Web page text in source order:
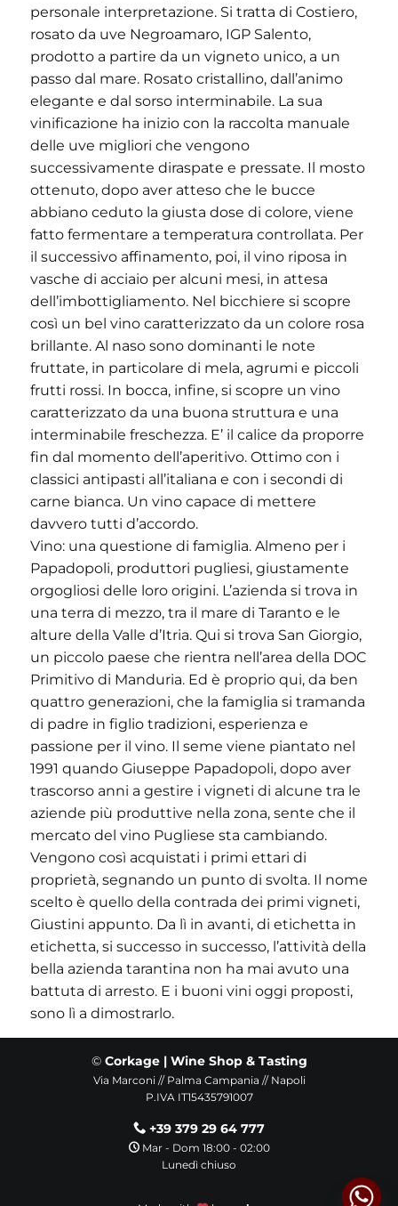
personale interpretazione. Si tratta di Costiero,
rosato da uve Negroamaro, IGP Salento,
prodotto a partire da un vigneto unico, a un
passo dal mare. Rosato cristallino, dall’animo
elegante e dal sorso interminabile. La sua
vinificazione ha inizio con la raccolta manuale
delle uve migliori che vengono
successivamente diraspate e pressate. Il mosto
ottenuto, dopo aver atteso che le bucce
abbiano ceduto la giusta dose di colore, viene
fatto fermentare a temperatura controllata. Per
il successivo affinamento, poi, il vino riposa in
vasche di acciaio per alcuni mesi, in attesa
dell’imbottigliamento. Nel bicchiere si scopre
così un bel vino caratterizzato da un colore rosa
brillante. Al naso sono dominanti le note
fruttate, in particolare di mela, agrumi e piccoli
frutti rossi. In bocca, infine, si scopre un vino
caratterizzato da una buona struttura e una
interminabile freschezza. E’ il calice da proporre
fin dal momento dell’aperitivo. Ottimo con i
classici antipasti all’italiana e con i secondi di
carne bianca. Un vino capace di mettere
davvero tutti d’accordo.
Vino: una questione di famiglia. Almeno per i
Papadopoli, produttori pugliesi, giustamente
orgogliosi delle loro origini. L’azienda si trova in
una terra di mezzo, tra il mare di Taranto e le
alture della Valle d’Itria. Qui si trova San Giorgio,
un piccolo paese che rientra nell’area della DOC
Primitivo di Manduria. Ed è proprio qui, da ben
quattro generazioni, che la famiglia si tramanda
di padre in figlio tradizioni, esperienza e
passione per il vino. Il seme viene piantato nel
1991 quando Giuseppe Papadopoli, dopo aver
trascorso anni a gestire i vigneti di alcune tra le
aziende più produttive nella zona, sente che il
mercato del vino Pugliese sta cambiando.
Vengono così acquistati i primi ettari di
proprietà, segnando un punto di svolta. Il nome
scelto è quello della contrada dei primi vigneti,
Giustini appunto. Da lì in avanti, di etichetta in
etichetta, si successo in successo, l’attività della
bella azienda tarantina non ha mai avuto una
battuta di arresto. E i buoni vini oggi proposti,
sono lì a dimostrarlo.
© Corkage | Wine Shop & Tasting
Via Marconi // Palma Campania // Napoli
P.IVA IT15435791007
+39 379 29 64 777
Mar - Dom 18:00 - 02:00
Lunedì chiuso